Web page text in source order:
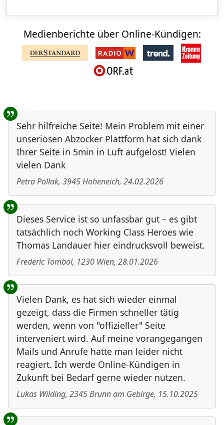
Medienberichte über Online-Kündigen:
Benutzer-Rückmeldungen
Sehr hilfreiche Seite! Mein Problem mit einer
unseriösen Abzocker Plattform hat sich dank
Ihrer Seite in 5min in Luft aufgelöst! Vielen
vielen Dank
Petra Pollak, 3945Hoheneich, 24.02.2026
Dieses Service ist so unfassbar gut – es gibt
tatsächlich noch Working Class Heroes wie
Thomas Landauer hier eindrucksvoll beweist.
Frederic Tömböl, 1230 Wien, 28.01.2026
Vielen Dank, es hat sich wieder einmal
gezeigt, dass die Firmen schneller tätig
werden, wenn von "offizieller" Seite
interveniert wird. Auf meine vorangegangen
Mails und Anrufe hatte man leider nicht
reagiert. Ich werde Online-Kündigen in
Zukunft bei Bedarf gerne wieder nutzen.
Lukas Wilding, 2345Brunn am Gebirge, 15.10.2025